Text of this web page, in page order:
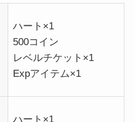
ハート×1
500コイン
レベルチケット×1
Expアイテム×1
ハート×1